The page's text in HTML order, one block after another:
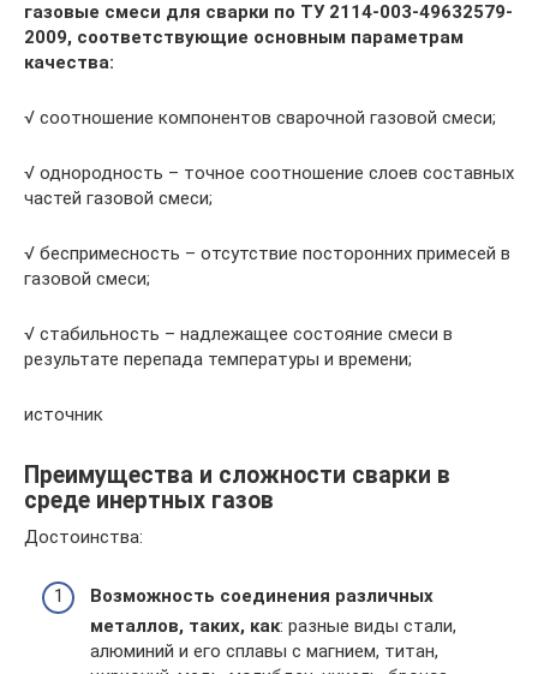
газовые смеси для сварки по ТУ 2114-003-49632579-
2009, соответствующие основным параметрам
качества:
√ соотношение компонентов сварочной газовой смеси;
√ однородность – точное соотношение слоев составных
частей газовой смеси;
√ беспримесность – отсутствие посторонних примесей в
газовой смеси;
√ стабильность – надлежащее состояние смеси в
результате перепада температуры и времени;
источник
Преимущества и сложности сварки в
среде инертных газов
Достоинства:
Возможность соединения различных
металлов, таких, как: разные виды стали,
алюминий и его сплавы с магнием, титан,